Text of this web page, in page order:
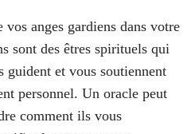
anges gardiens dans votre
sont des êtres spirituels qui
guident et vous soutiennent
personnel. Un oracle peut
comment ils vous